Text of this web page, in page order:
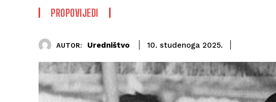
PROPOVIJEDI
AUTOR: Uredništvo 10. studenoga 2025.